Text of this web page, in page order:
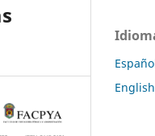
English